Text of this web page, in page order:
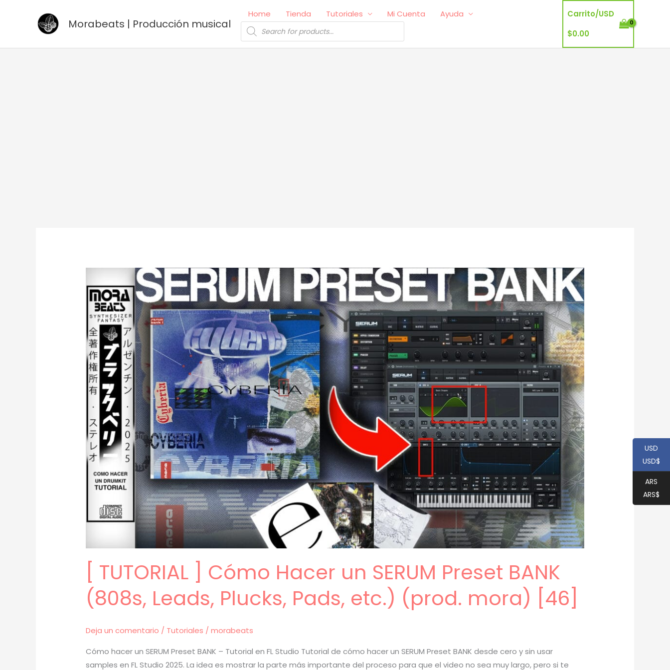
Morabeats | Producción musical
Home Tienda Tutoriales Mi Cuenta
Ayuda
Búsqueda
de
productos
Carrito/USD
$0.00
[ TUTORIAL ] Cómo Hacer un SERUM Preset BANK
(808s, Leads, Plucks, Pads, etc.) (prod. mora) [46]
Deja un comentario / Tutoriales /morabeats
Cómo hacer un SERUM Preset BANK – Tutorial en FL Studio Tutorial de cómo hacer un SERUM Preset BANK desde cero y sin usar
samples en FL Studio 2025. La idea es mostrar la parte más importante del proceso para que el video no sea muy largo, pero si te
USD
USD$
ARS
ARS$